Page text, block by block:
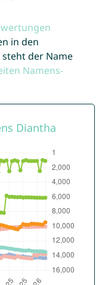
in den
der Name
Namens-